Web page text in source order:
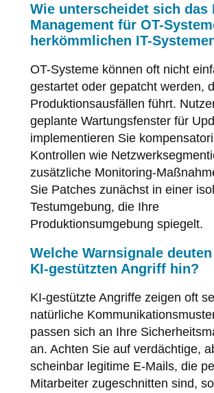
Wie unterscheidet sich das
Management für OT-
herkömmlichen IT-
OT-Systeme können oft nicht
gestartet oder gepatcht werden,
Produktionsausfällen führt.
geplante Wartungsfenster für
implementieren Sie
Kontrollen wie
zusätzliche Monitoring-
Sie Patches zunächst in einer
Testumgebung, die Ihre
Produktionsumgebung spiegelt.
Welche Warnsignale
KI-gestützten Angriff hin?
KI-gestützte Angriffe zeigen oft
natürliche
passen sich an Ihre
an. Achten Sie auf verdächtige,
scheinbar legitime E-Mails, die
Mitarbeiter zugeschnitten sind,